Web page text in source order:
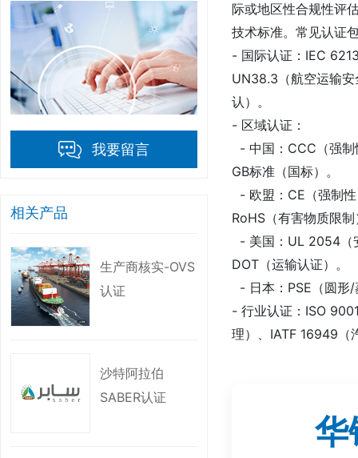
我要留言
相关产品
生产商核实-OVS
认证
沙特阿拉伯
SABER认证
际或地区性合规性评
技术标准。常见认证
- 国际认证：IEC
UN38.3（航空运输
认）。
- 区域认证：
- 中国：CCC（强
GB标准（国标）。
- 欧盟：CE（强制
RoHS（有害物质限
- 美国：UL 2054（
DOT（运输认证）。
- 日本：PSE（圆
- 行业认证：ISO
理）、IATF 16949
1. 安全测试：
- 过充/过放、短路
华